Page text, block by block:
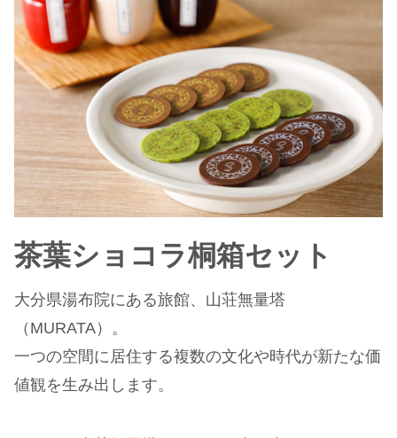
茶葉ショコラ桐箱セット
大分県湯布院にある旅館、山荘無量塔
（MURATA）。
一つの空間に居住する複数の文化や時代が新たな価
値観を生み出します。